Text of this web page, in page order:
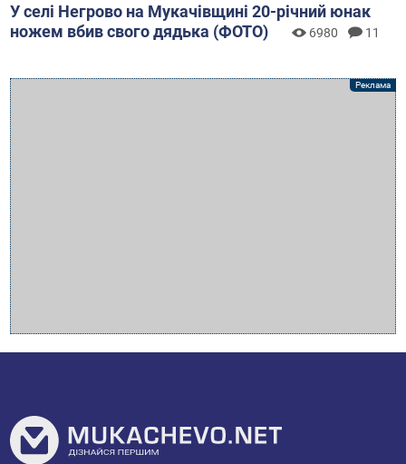
У селі Негрово на Мукачівщині 20-річний юнак
ножем вбив свого дядька (ФОТО)
6980 11